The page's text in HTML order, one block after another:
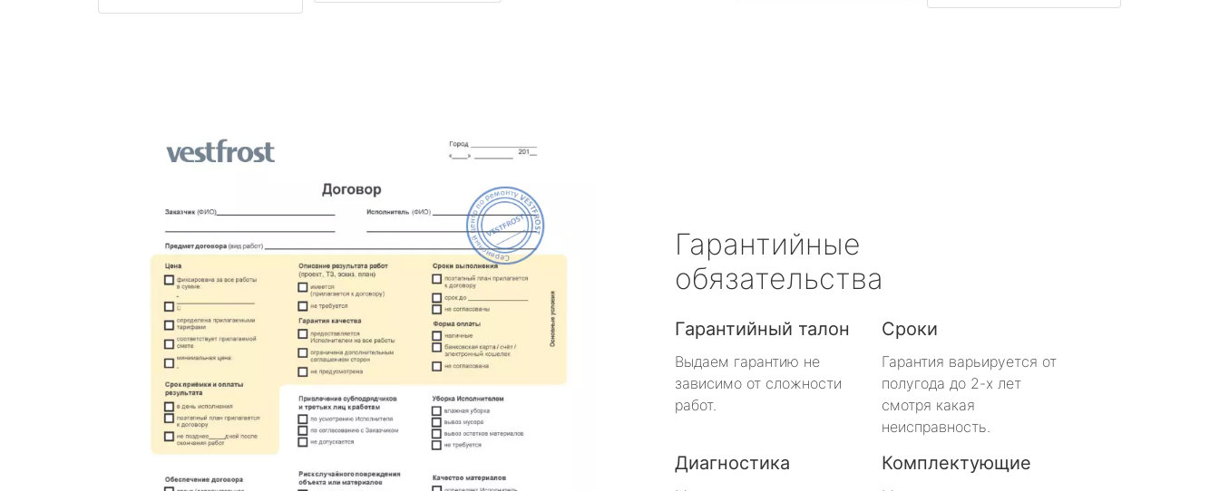
Гарантийные
обязательства
Гарантийный талон
Выдаем гарантию не
зависимо от сложности
работ.
Сроки
Гарантия варьируется от
полугода до 2-х лет
смотря какая
неисправность.
Диагностика Комплектующие